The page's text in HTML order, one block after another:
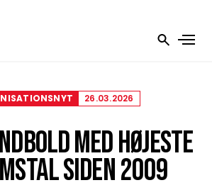
26.03.2026
MED HØJESTE
SIDEN 2009